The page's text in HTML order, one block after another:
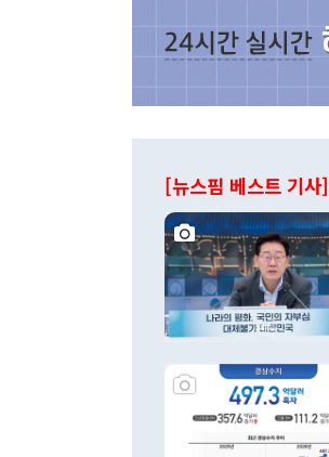
[뉴스핌 베스트 기사]